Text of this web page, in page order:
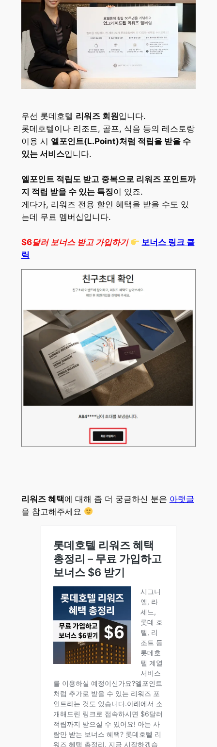
우선 롯데호텔 리워즈 회원입니다.
롯데호텔이나 리조트, 골프, 식음 등의 레스토랑
이용 시 엘포인트(L.Point)처럼 적립을 받을 수
있는 서비스입니다.
엘포인트 적립도 받고 중복으로 리워즈 포인트까
지 적립 받을 수 있는 특징이 있죠.
게다가, 리워즈 전용 할인 혜택을 받을 수도 있
는데 무료 멤버십입니다.
$6달러 보너스 받고 가입하기
보너스 링크 클
릭
리워즈 혜택에 대해 좀 더 궁금하신 분은 아랫글
을 참고해주세요